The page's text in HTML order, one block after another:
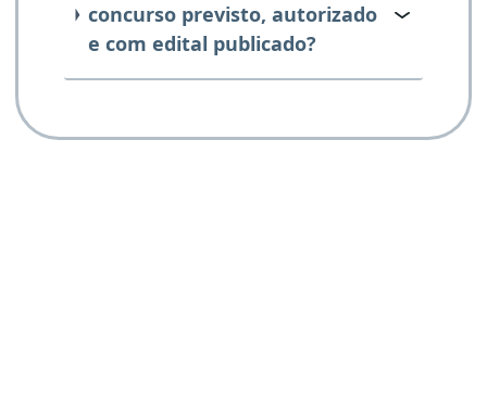
concurso previsto, autorizado
e com edital publicado?